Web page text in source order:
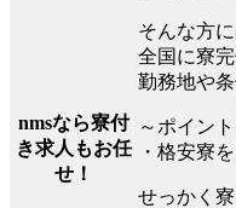
nmsなら寮付
き求人もお任
せ！
そんな方
全国に寮
勤務地や
～ポイン
・格安寮
せっかく